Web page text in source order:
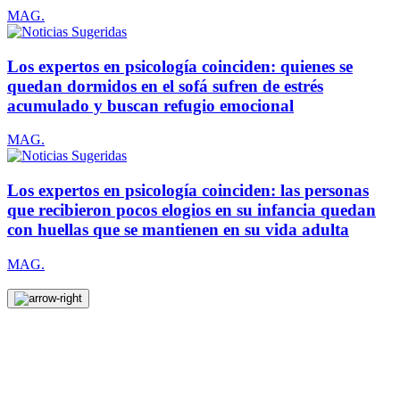
MAG.
Los expertos en psicología coinciden: quienes se
quedan dormidos en el sofá sufren de estrés
acumulado y buscan refugio emocional
MAG.
Los expertos en psicología coinciden: las personas
que recibieron pocos elogios en su infancia quedan
con huellas que se mantienen en su vida adulta
MAG.